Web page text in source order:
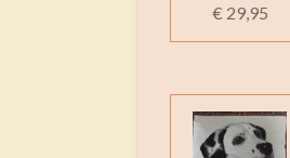
€ 29,95